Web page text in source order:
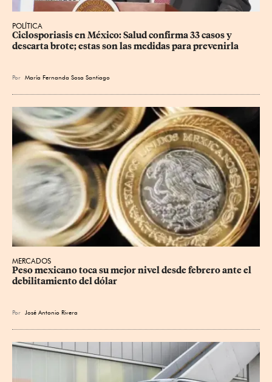
POLÍTICA
Ciclosporiasis en México: Salud confirma 33 casos y
descarta brote; estas son las medidas para prevenirla
Por María Fernanda Sosa Santiago
MERCADOS
Peso mexicano toca su mejor nivel desde febrero ante el
debilitamiento del dólar
Por José Antonio Rivera